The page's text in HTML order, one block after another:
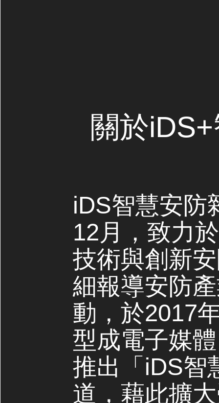
關於
iDS智慧安防
12月，致力
技術與創新
細報導安防
動，於2017
型成電子媒
推出「iDS智
道，藉此擴